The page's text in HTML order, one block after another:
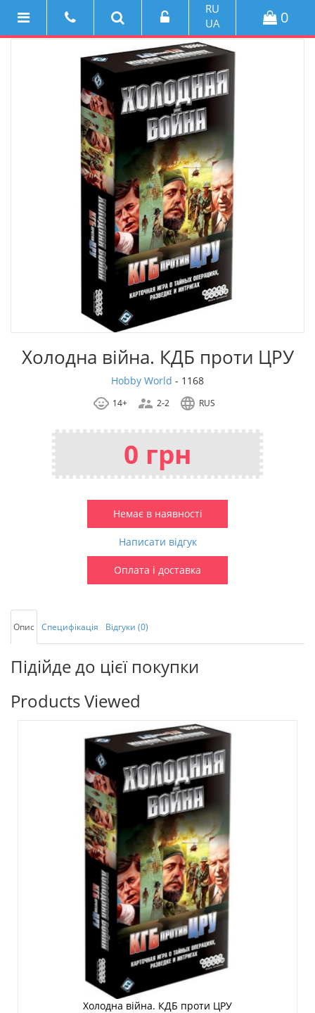
RU
UA
0
Холодна війна. КДБ проти ЦРУ
Hobby World - 1168
14+ 2-2 RUS
0 грн
Немає в наявності
Написати відгук
Оплата і доставка
Опис Специфікація Відгуки (0)
Підійде до цієї покупки
Products Viewed
Холодна війна. КДБ проти ЦРУ